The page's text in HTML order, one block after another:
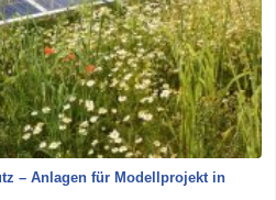
– Anlagen für Modellprojekt in